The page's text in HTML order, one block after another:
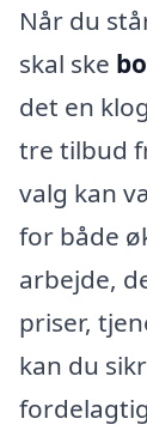
Når du
skal ske
det en
tre tilbud
valg kan
for både
arbejde,
priser,
kan du